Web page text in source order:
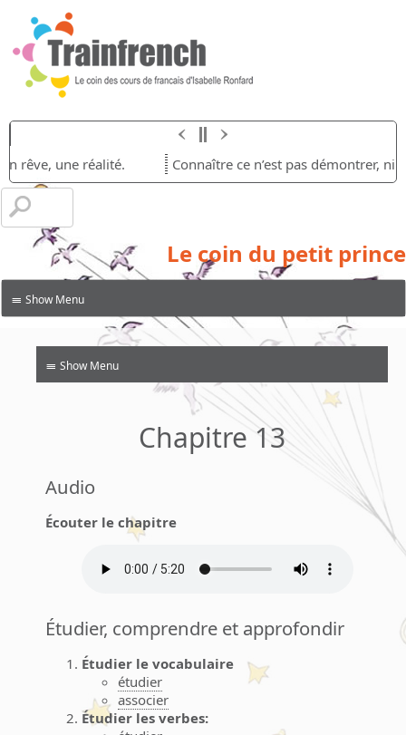
rêve, une réalité. Connaître ce n’est pas démontrer, ni
Le coin du petit prince
≡
≡
Chapitre 13
Audio
Écouter le chapitre
Étudier, comprendre et approfondir
Étudier le vocabulaire
étudier
associer
Étudier les verbes: